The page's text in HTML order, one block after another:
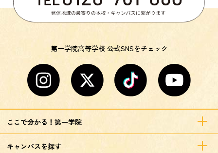
第一学院高等学校 公式SNSをチェック
ここで分かる！第一学院
キャンパスを探す